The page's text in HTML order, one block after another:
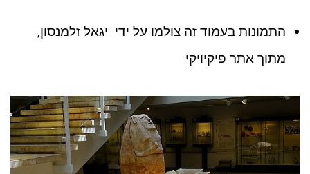
התמונות בעמוד זה צולמו על ידי יגאל זלמנסון,
מתוך אתר פיקיויקי